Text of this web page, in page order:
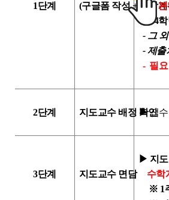
1단계
(구글폼 작성 + 수학
※ 본
- 24학
- 그
- 제출
- 필요
2단계 지도교수 배정 확인
▶접수
3단계 지도교수 면담
▶ 지
수학
※ 1